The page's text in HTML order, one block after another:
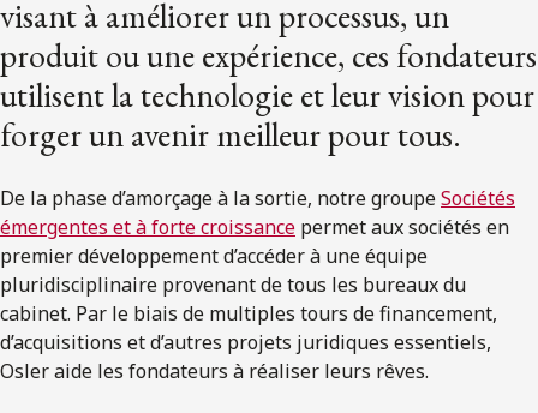
visant à améliorer un processus, un
produit ou une expérience, ces fondateurs
utilisent la technologie et leur vision pour
forger un avenir meilleur pour tous.
De la phase d’amorçage à la sortie, notre groupeSociétés
émergentes et à forte croissance permet aux sociétés en
premier développement d’accéder à une équipe
pluridisciplinaire provenant de tous les bureaux du
cabinet. Par le biais de multiples tours de financement,
d’acquisitions et d’autres projets juridiques essentiels,
Osler aide les fondateurs à réaliser leurs rêves.